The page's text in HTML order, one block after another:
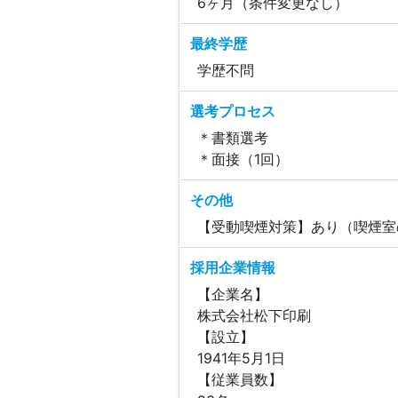
最終学歴
学歴不問
選考プロセス
＊書類選考
＊面接（1回）
その他
【受動喫煙対策】あり（喫煙
採用企業情報
【企業名】
株式会社松下印刷
【設立】
1941年5月1日
【従業員数】